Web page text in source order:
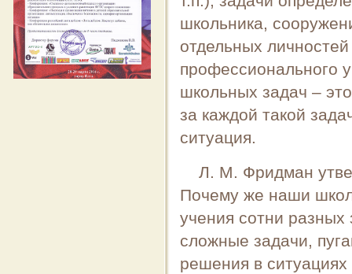
школьника,
отдельных
профессионального
школьных задач –
за каждой такой
ситуация.
Л. М. Фридман
Почему же наши
учения сотни
сложные задачи,
решения в